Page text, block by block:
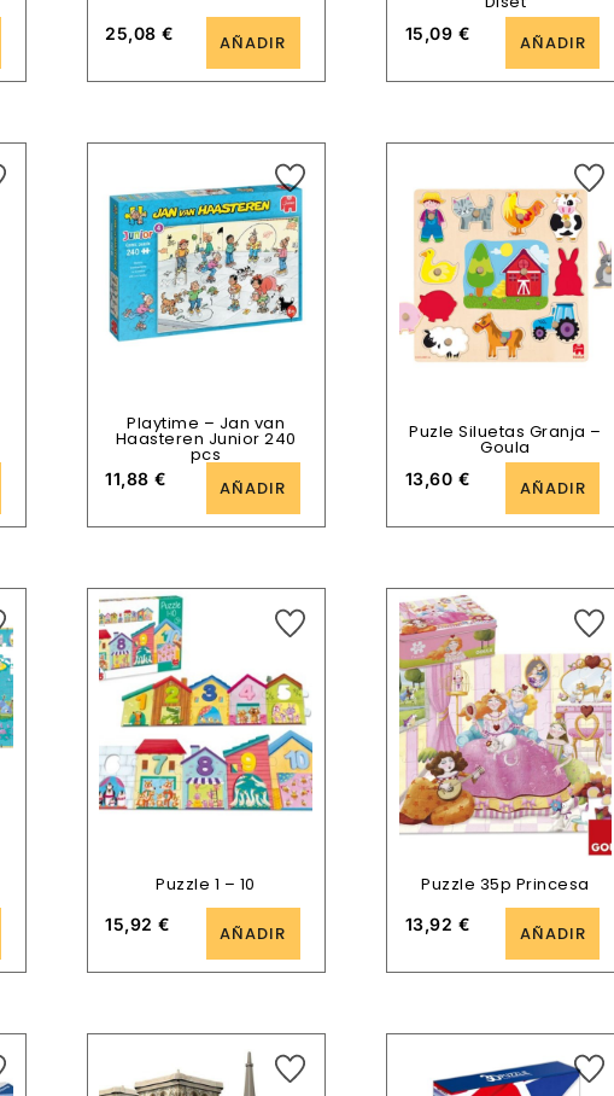
25,08€ AÑADIR 15,09 € AÑADIR
Playtime – Jan van
Haasteren Junior 240
pcs
11,88€ AÑADIR
Puzle Siluetas Granja –
Goula
13,60 € AÑADIR
Puzzle 1 – 10
15,92€ AÑADIR
Puzzle 35p Princesa
13,92 € AÑADIR